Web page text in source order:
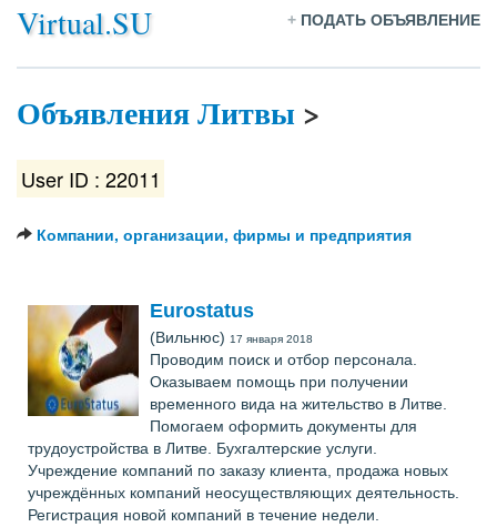
Virtual.SU + ПОДАТЬ ОБЪЯВЛЕНИЕ
Объявления Литвы>
User ID : 22011
Компании, организации, фирмы и предприятия
Eurostatus
(Вильнюс) 17 января 2018
Проводим поиск и отбор персонала.
Оказываем помощь при получении
временного вида на жительство в Литве.
Помогаем оформить документы для
трудоустройства в Литве. Бухгалтерские услуги.
Учреждение компаний по заказу клиента, продажа новых
учреждённых компаний неосуществляющих деятельность.
Регистрация новой компаний в течение недели.